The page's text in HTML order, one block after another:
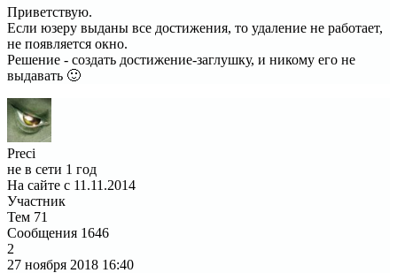
Приветствую.
Если юзеру выданы все достижения, то удаление не работает,
не появляется окно.
Решение - создать достижение-заглушку, и никому его не
выдавать 🙂
Preci
не в сети 1 год
На сайте с 11.11.2014
Участник
Тем 71
Сообщения 1646
2
27 ноября 2018 16:40